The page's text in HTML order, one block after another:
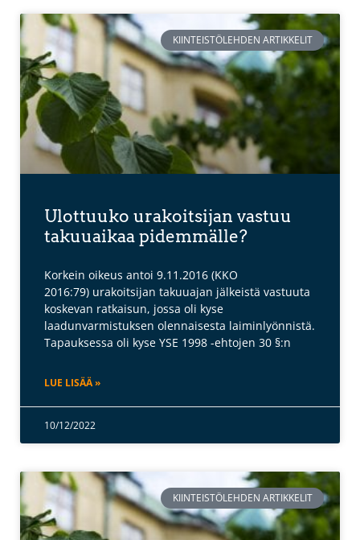
KIINTEISTÖLEHDEN ARTIKKELIT
Ulottuuko urakoitsijan vastuu
takuuaikaa pidemmälle?
Korkein oikeus antoi 9.11.2016 (KKO
2016:79) urakoitsijan takuuajan jälkeistä vastuuta
koskevan ratkaisun, jossa oli kyse
laadunvarmistuksen olennaisesta laiminlyönnistä.
Tapauksessa oli kyse YSE 1998 -ehtojen 30 §:n
LUE LISÄÄ »
10/12/2022
KIINTEISTÖLEHDEN ARTIKKELIT